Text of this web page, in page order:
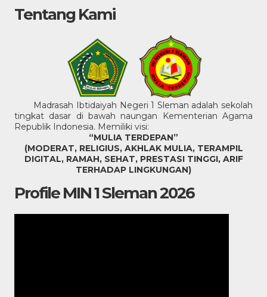
Tentang Kami
Madrasah Ibtidaiyah Negeri 1 Sleman adalah sekolah
tingkat dasar di bawah naungan Kementerian Agama
Republik Indonesia. Memiliki visi:
“MULIA TERDEPAN”
(MODERAT, RELIGIUS, AKHLAK MULIA, TERAMPIL
DIGITAL, RAMAH, SEHAT, PRESTASI TINGGI, ARIF
TERHADAP LINGKUNGAN)
Profile MIN 1 Sleman 2026